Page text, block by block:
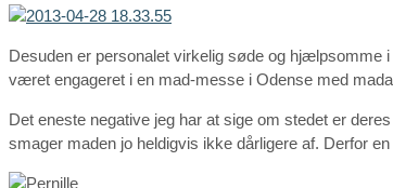
Desuden er personalet virkelig søde og hjælpsomme
været engageret i en mad-messe i Odense med
Det eneste negative jeg har at sige om stedet er
smager maden jo heldigvis ikke dårligere af. Derfor